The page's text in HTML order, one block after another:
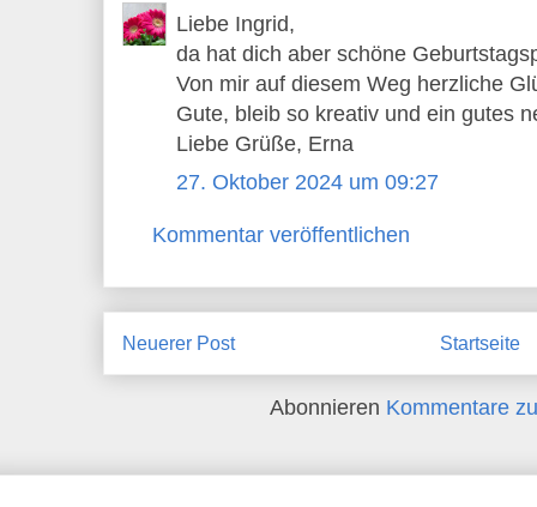
Liebe Ingrid,
da hat dich aber schöne
Von mir auf diesem Weg herzliche
Gute, bleib so kreativ und ein gutes
Liebe Grüße, Erna
27. Oktober 2024 um 09:27
Kommentar veröffentlichen
Neuerer Post Startseite
Abonnieren Kommentare